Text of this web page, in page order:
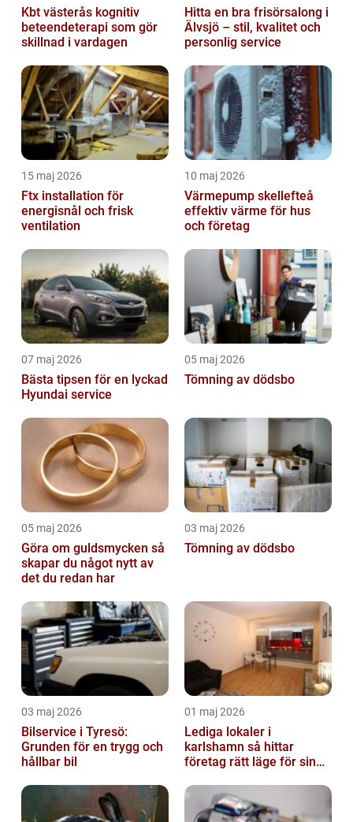
Kbt västerås kognitiv
beteendeterapi som gör
skillnad i vardagen
Hitta en bra frisörsalong i
Älvsjö – stil, kvalitet och
personlig service
15 maj 2026
Ftx installation för
energisnål och frisk
ventilation
10 maj 2026
Värmepump skellefteå
effektiv värme för hus
och företag
07 maj 2026
Bästa tipsen för en lyckad
Hyundai service
05 maj 2026
Tömning av dödsbo
05 maj 2026
Göra om guldsmycken så
skapar du något nytt av
det du redan har
03 maj 2026
Tömning av dödsbo
03 maj 2026
Bilservice i Tyresö:
Grunden för en trygg och
hållbar bil
01 maj 2026
Lediga lokaler i
karlshamn så hittar
företag rätt läge för sin